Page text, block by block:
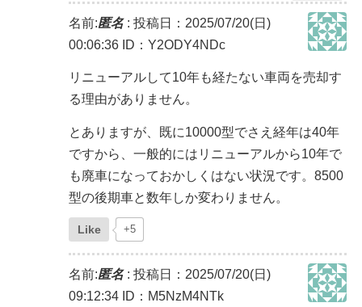
名前:匿名: 投稿日：2025/07/20(日)
00:06:36 ID：Y2ODY4NDc
リニューアルして10年も経たない車両を売却す
る理由がありません。
とありますが、既に10000型でさえ経年は40年
ですから、一般的にはリニューアルから10年で
も廃車になっておかしくはない状況です。8500
型の後期車と数年しか変わりません。
Like +5
名前:匿名: 投稿日：2025/07/20(日)
09:12:34 ID：M5NzM4NTk